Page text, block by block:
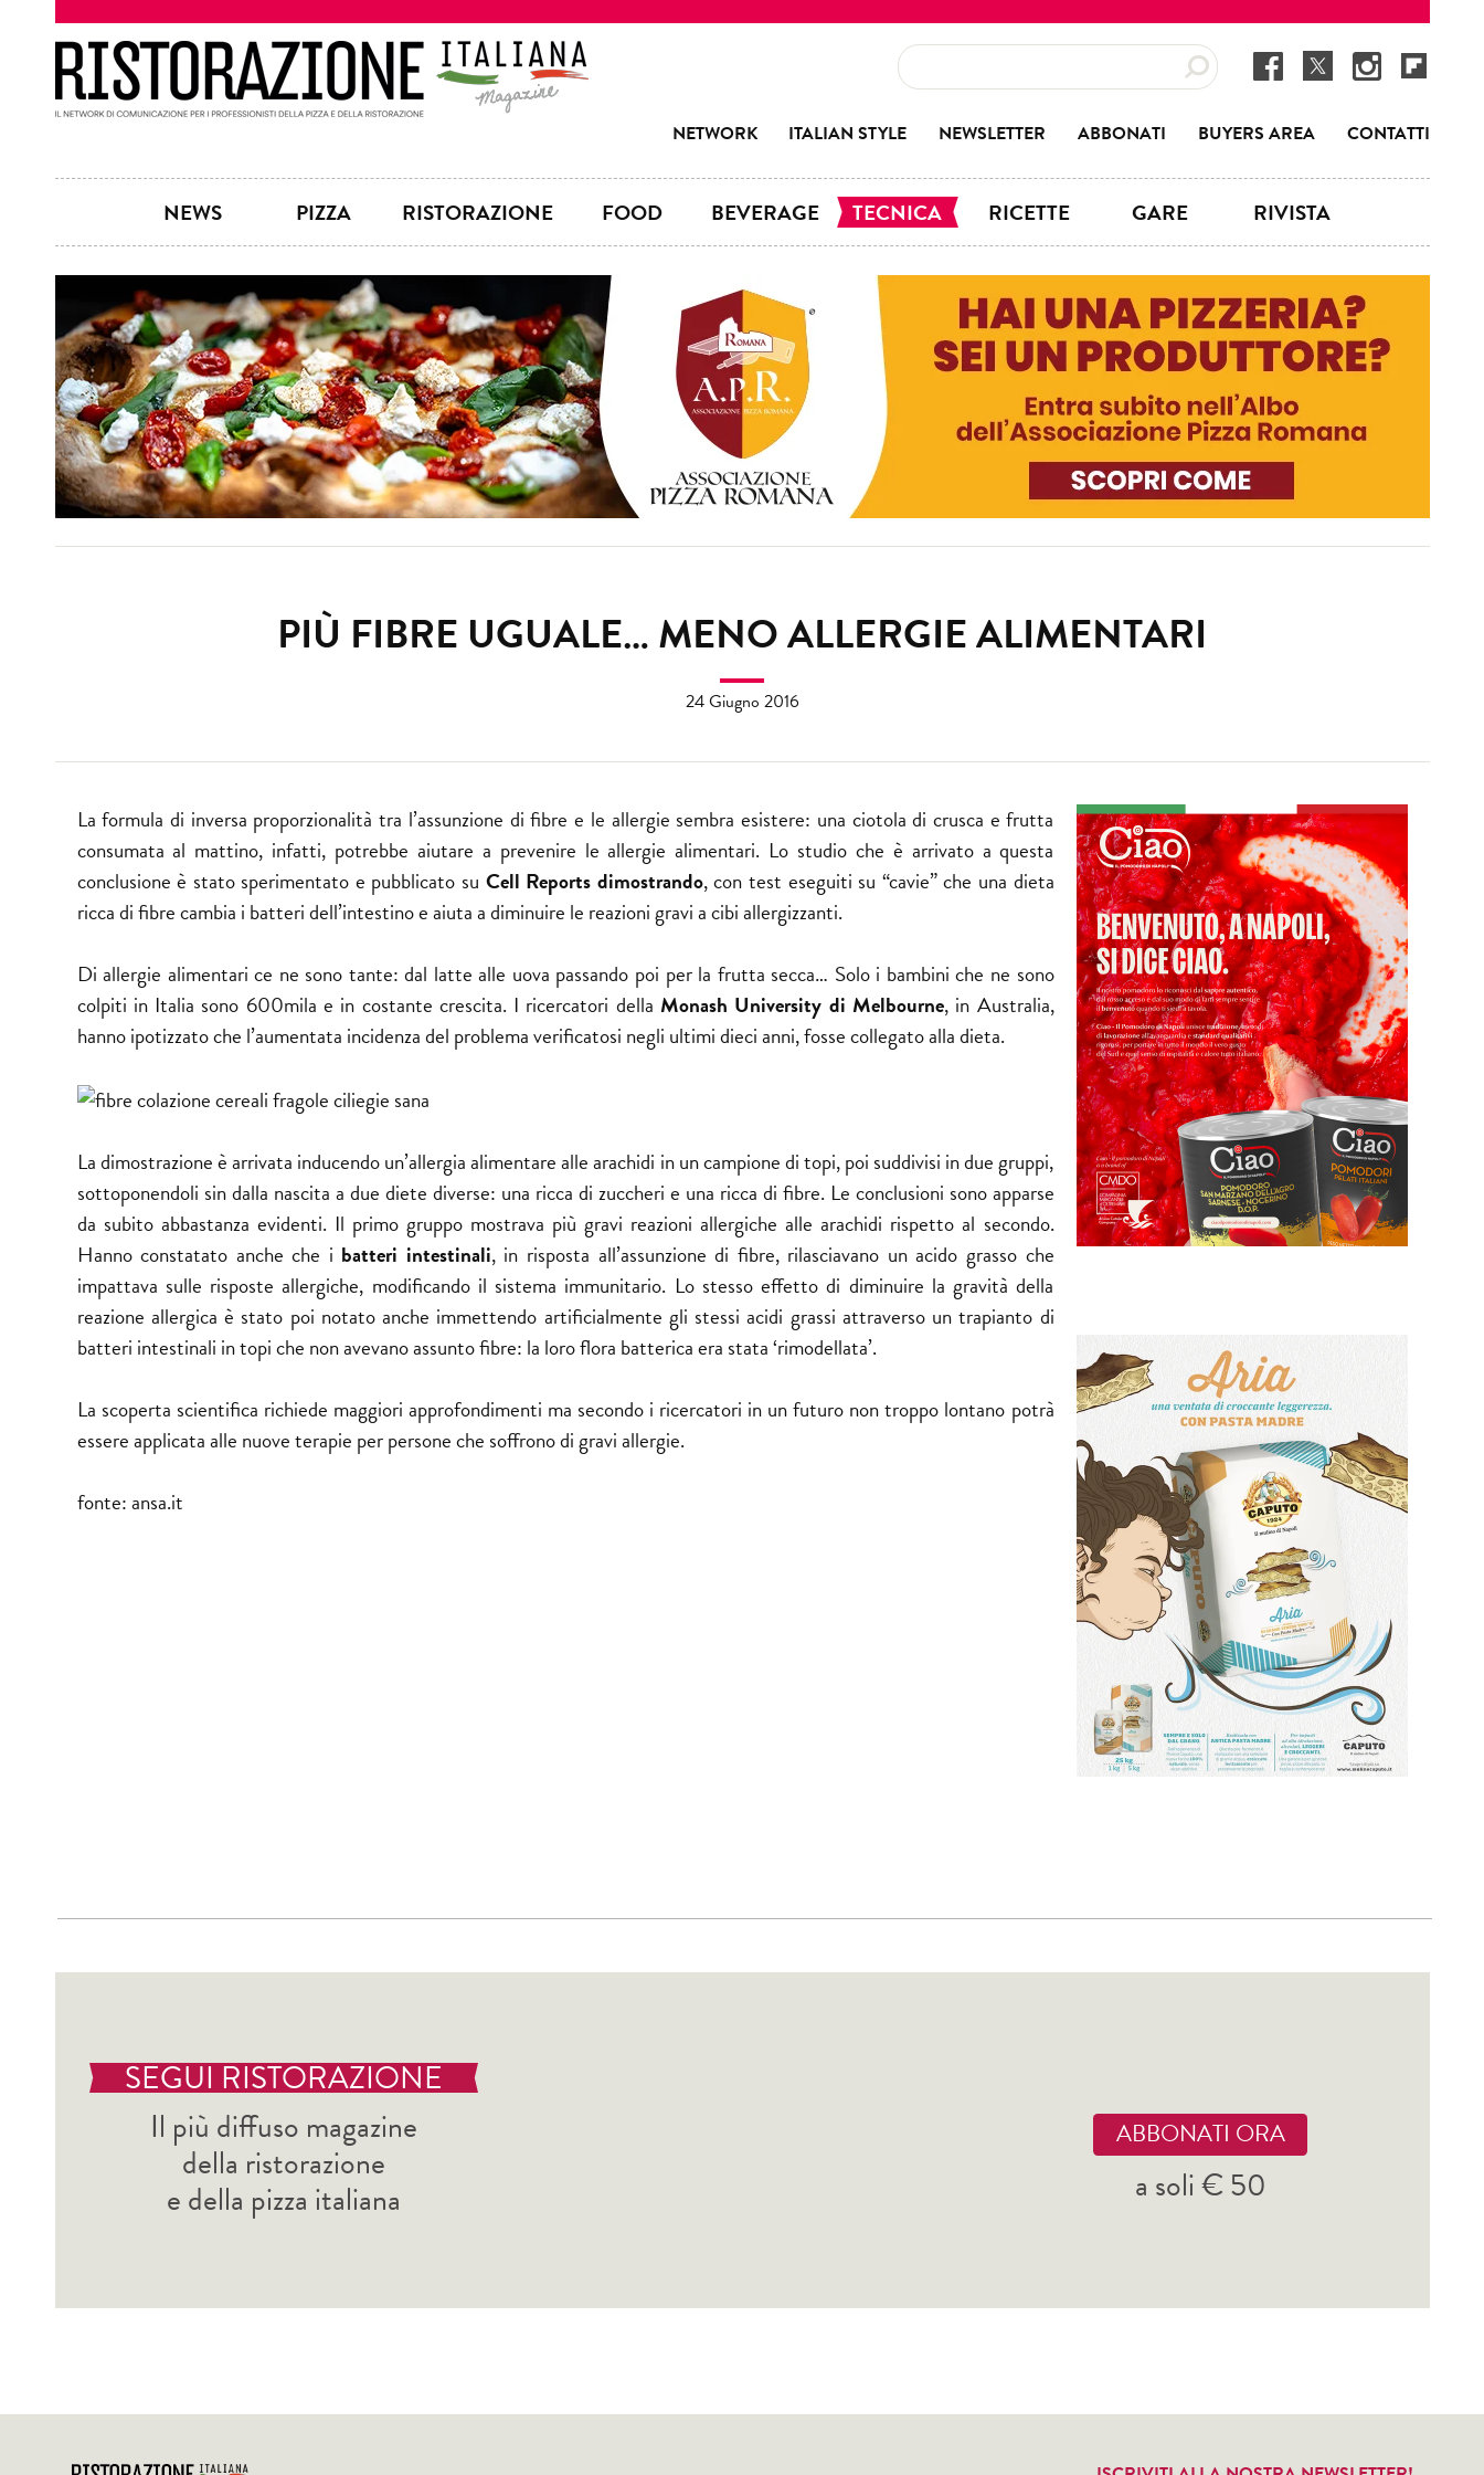
NETWORK ITALIAN STYLE NEWSLETTER ABBONATI BUYERS AREA CONTATTI
NEWS PIZZA RISTORAZIONE FOOD BEVERAGE TECNICA RICETTE GARE RIVISTA
PIÙ FIBRE UGUALE… MENO ALLERGIE ALIMENTARI
24 Giugno 2016
La formula di inversa proporzionalità tra l’assunzione di fibre e le allergie sembra esistere: una ciotola di crusca e frutta
consumata al mattino, infatti, potrebbe aiutare a prevenire le allergie alimentari. Lo studio che è arrivato a questa
conclusione è stato sperimentato e pubblicato su Cell Reports dimostrando, con test eseguiti su “cavie” che una dieta
ricca di fibre cambia i batteri dell’intestino e aiuta a diminuire le reazioni gravi a cibi allergizzanti.
Di allergie alimentari ce ne sono tante: dal latte alle uova passando poi per la frutta secca… Solo i bambini che ne sono
colpiti in Italia sono 600mila e in costante crescita. I ricercatori della Monash University di Melbourne, in Australia,
hanno ipotizzato che l’aumentata incidenza del problema verificatosi negli ultimi dieci anni, fosse collegato alla dieta.
La dimostrazione è arrivata inducendo un’allergia alimentare alle arachidi in un campione di topi, poi suddivisi in due gruppi,
sottoponendoli sin dalla nascita a due diete diverse: una ricca di zuccheri e una ricca di fibre. Le conclusioni sono apparse
da subito abbastanza evidenti. Il primo gruppo mostrava più gravi reazioni allergiche alle arachidi rispetto al secondo.
Hanno constatato anche che i batteri intestinali, in risposta all’assunzione di fibre, rilasciavano un acido grasso che
impattava sulle risposte allergiche, modificando il sistema immunitario. Lo stesso effetto di diminuire la gravità della
reazione allergica è stato poi notato anche immettendo artificialmente gli stessi acidi grassi attraverso un trapianto di
batteri intestinali in topi che non avevano assunto fibre: la loro flora batterica era stata ‘rimodellata’.
La scoperta scientifica richiede maggiori approfondimenti ma secondo i ricercatori in un futuro non troppo lontano potrà
essere applicata alle nuove terapie per persone che soffrono di gravi allergie.
fonte: ansa.it
SEGUI RISTORAZIONE
Il più diffuso magazine
della ristorazione
e della pizza italiana
ABBONATI ORA
a soli € 50